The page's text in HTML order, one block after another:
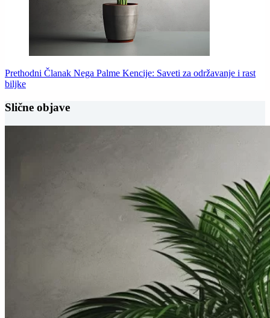
Prethodni Članak Nega Palme Kencije: Saveti za održavanje i rast
biljke
Slične objave